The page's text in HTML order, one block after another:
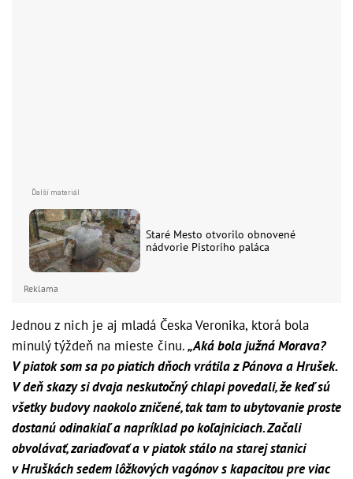
Staré Mesto otvorilo obnovené
nádvorie Pistoriho paláca
Reklama
Jednou z nich je aj mladá Česka Veronika, ktorá bola
minulý týždeň na mieste činu.„Aká bola južná Morava?
V piatok som sa po piatich dňoch vrátila z Pánova a Hrušek.
V deň skazy si dvaja neskutočný chlapi povedali, že keď sú
všetky budovy naokolo zničené, tak tam to ubytovanie proste
dostanú odinakiaľ a napríklad po koľajniciach. Začali
obvolávať, zariaďovať a v piatok stálo na starej stanici
v Hruškách sedem lôžkových vagónov s kapacitou pre viac